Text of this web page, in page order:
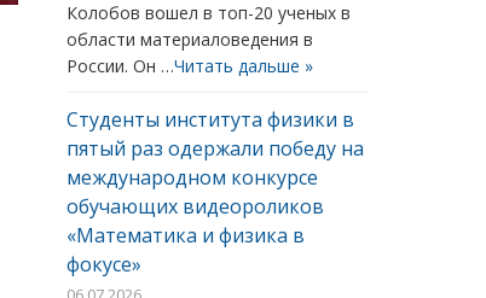
Колобов вошел в топ-20 ученых в
области материаловедения в
России. Он …Читать дальше »
Студенты института физики в
пятый раз одержали победу на
международном конкурсе
обучающих видеороликов
«Математика и физика в
фокусе»